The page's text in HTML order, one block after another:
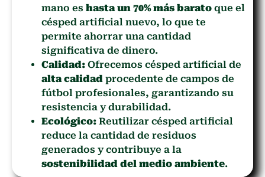
mano es hasta un 70% más barato que el
césped artificial nuevo, lo que te
permite ahorrar una cantidad
significativa de dinero.
Calidad: Ofrecemos césped artificial de
alta calidad procedente de campos de
fútbol profesionales, garantizando su
resistencia y durabilidad.
Ecológico: Reutilizar césped artificial
reduce la cantidad de residuos
generados y contribuye a la
sostenibilidad del medio ambiente.